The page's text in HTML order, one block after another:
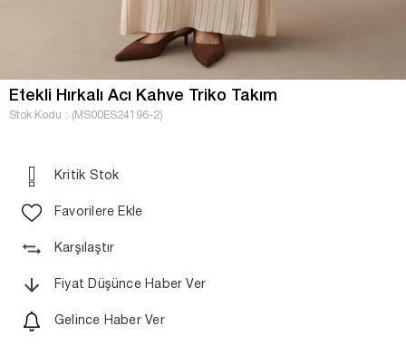
Etekli Hırkalı Acı Kahve Triko Takım
Stok Kodu (MS00ES24196-2)
Kritik Stok
Favorilere Ekle
Karşılaştır
Fiyat Düşünce Haber Ver
Gelince Haber Ver